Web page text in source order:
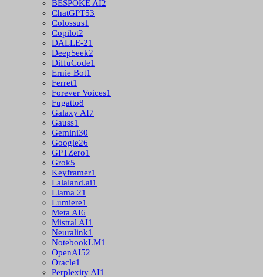
BESPOKE AI2
ChatGPT53
Colossus1
Copilot2
DALLE-21
DeepSeek2
DiffuCode1
Ernie Bot1
Ferret1
Forever Voices1
Fugatto8
Galaxy AI7
Gauss1
Gemini30
Google26
GPTZero1
Grok5
Keyframer1
Lalaland.ai1
Llama 21
Lumiere1
Meta AI6
Mistral AI1
Neuralink1
NotebookLM1
OpenAI52
Oracle1
Perplexity AI1